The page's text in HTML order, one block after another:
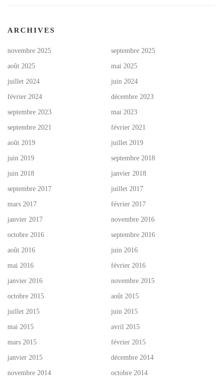
ARCHIVES
novembre 2025 septembre 2025
août 2025 mai 2025
juillet 2024 juin 2024
février 2024 décembre 2023
septembre 2023 mai 2023
septembre 2021 février 2021
août 2019 juillet 2019
juin 2019 septembre 2018
juin 2018 janvier 2018
septembre 2017 juillet 2017
mars 2017 février 2017
janvier 2017 novembre 2016
octobre 2016 septembre 2016
août 2016 juin 2016
mai 2016 février 2016
janvier 2016 novembre 2015
octobre 2015 août 2015
juillet 2015 juin 2015
mai 2015 avril 2015
mars 2015 février 2015
janvier 2015 décembre 2014
novembre 2014 octobre 2014